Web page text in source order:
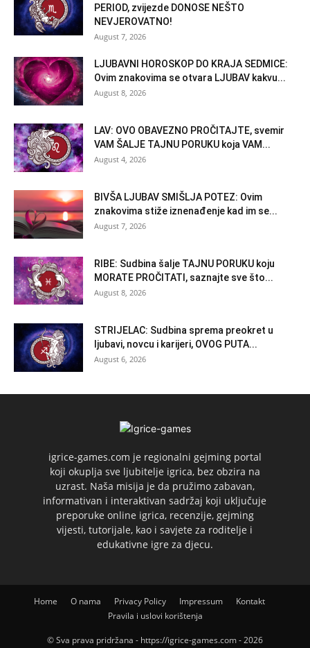
PERIOD, zvijezde DONOSE NEŠTO
NEVJEROVATNO!
August 7, 2026
LJUBAVNI HOROSKOP DO KRAJA SEDMICE:
Ovim znakovima se otvara LJUBAV kakvu...
August 8, 2026
LAV: OVO OBAVEZNO PROČITAJTE, svemir
VAM ŠALJE TAJNU PORUKU koja VAM...
August 4, 2026
BIVŠA LJUBAV SMIŠLJA POTEZ: Ovim
znakovima stiže iznenađenje kad im se...
August 7, 2026
RIBE: Sudbina šalje TAJNU PORUKU koju
MORATE PROČITATI, saznajte sve što...
August 8, 2026
STRIJELAC: Sudbina sprema preokret u
ljubavi, novcu i karijeri, OVOG PUTA...
August 6, 2026
igrice-games.com je regionalni gejming portal
koji okuplja sve ljubitelje igrica, bez obzira na
uzrast. Naša misija je da pružimo zabavan,
informativan i interaktivan sadržaj koji uključuje
preporuke online igrica, recenzije, gejming
vijesti, tutorijale, kao i savjete za roditelje i
edukativne igre za djecu.
Home O nama Privacy Policy Impressum
Kontakt
Pravila i uslovi korištenja
© Sva prava pridržana - https://igrice-games.com - 2026